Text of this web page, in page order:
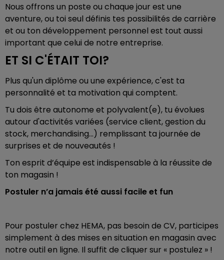
Nous offrons un poste ou chaque jour est une
aventure, ou toi seul définis tes possibilités de carrière
et ou ton développement personnel est tout aussi
important que celui de notre entreprise.
ET SI C'ÉTAIT TOI?
Plus qu'un diplôme ou une expérience, c'est ta
personnalité et ta motivation qui comptent.
Tu dois être autonome et polyvalent(e), tu évolues
autour d'activités variées (service client, gestion du
stock, merchandising…) remplissant ta journée de
surprises et de nouveautés !
Ton esprit d’équipe est indispensable à la réussite de
ton magasin !
Postuler n’a jamais été aussi facile et fun
Pour postuler chez HEMA, pas besoin de CV, participes
simplement à des mises en situation en magasin avec
notre outil en ligne. Il suffit de cliquer sur « postulez » !